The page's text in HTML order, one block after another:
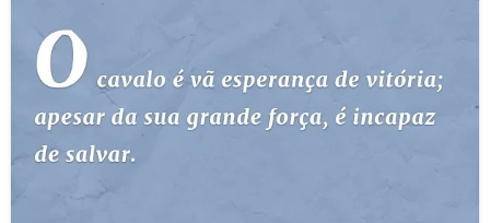
10 MANDAMENTOS
ESTUDOS BÍBLICOS
ESBOÇOS DE PREGAÇÃO